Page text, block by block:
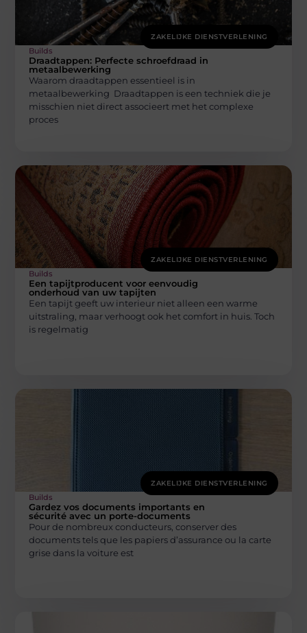
ZAKELIJKE DIENSTVERLENING
Builds
Draadtappen: Perfecte schroefdraad in
metaalbewerking
Waarom draadtappen essentieel is in
metaalbewerking Draadtappen is een techniek die je
misschien niet direct associeert met het complexe
proces
ZAKELIJKE DIENSTVERLENING
Builds
Een tapijtproducent voor eenvoudig
onderhoud van uw tapijten
Een tapijt geeft uw interieur niet alleen een warme
uitstraling, maar verhoogt ook het comfort in huis. Toch
is regelmatig
ZAKELIJKE DIENSTVERLENING
Builds
Gardez vos documents importants en
sécurité avec un porte-documents
Pour de nombreux conducteurs, conserver des
documents tels que les papiers d’assurance ou la carte
grise dans la voiture est